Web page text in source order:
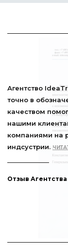
с
медиа и IT-